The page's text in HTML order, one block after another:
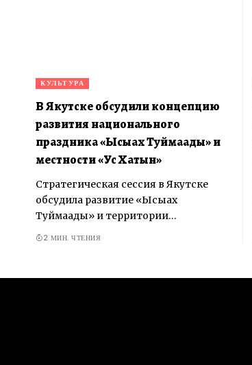
КУЛЬТУРА
В Якутске обсудили концепцию
развития национального
праздника «Ысыах Туймаады» и
местности «Ус Хатын»
Стратегическая сессия в Якутске
обсудила развитие «Ысыах
Туймаады» и территории…
2 МИН. ЧТЕНИЯ